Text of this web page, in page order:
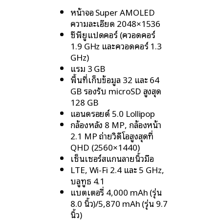
หน้าจอ Super AMOLED
ความละเอียด 2048×1536
ซีพียูแปดคอร์ (ควอดคอร์
1.9 GHz และควอดคอร์ 1.3
GHz)
แรม 3 GB
พื้นที่เก็บข้อมูล 32 และ 64
GB รองรับ microSD สูงสุด
128 GB
แอนดรอยด์ 5.0 Lollipop
กล้องหลัง 8 MP, กล้องหน้า
2.1 MP ถ่ายวิดีโอสูงสุดที่
QHD (2560×1440)
เซ็นเซอร์สแกนลายนิ้วมือ
LTE, Wi-Fi 2.4 และ 5 GHz,
บลูทูธ 4.1
แบตเตอรี่ 4,000 mAh (รุ่น
8.0 นิ้ว)/5,870 mAh (รุ่น 9.7
นิ้ว)